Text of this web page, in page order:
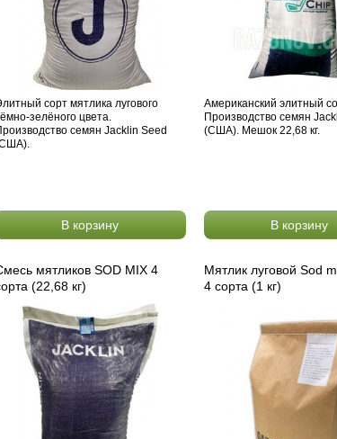
сорт мятлика лугового
зелёного цвета.
семян Jacklin Seed
В корзину
Американский элитный
Производство семян
(США). Мешок 22,68 кг.
В корзину
мятликов SOD MIX 4
(22,68 кг)
Мятлик луговой Sod
4 сорта (1 кг)